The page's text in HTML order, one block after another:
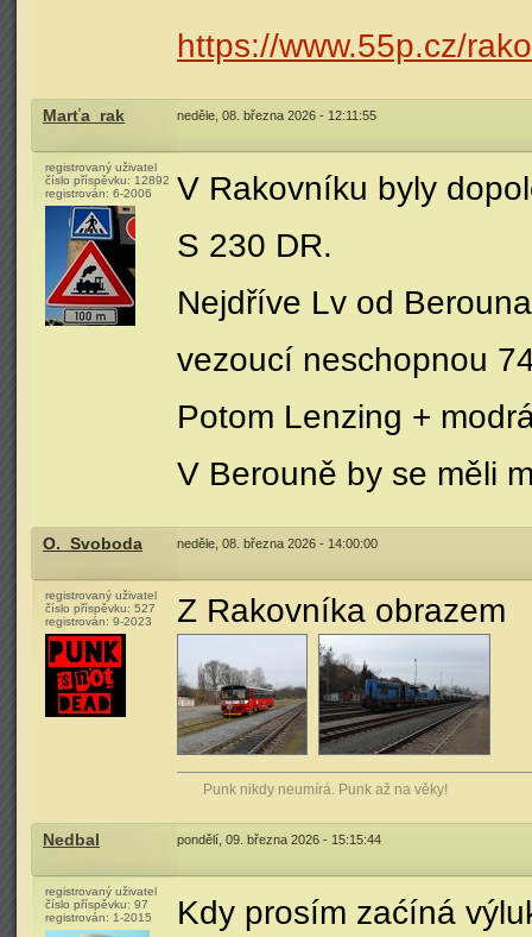
https://www.55p.cz/
Marťa_rak neděle, 08. března 2026 - 12:11:55
registrovaný uživatel
číslo příspěvku: 12892
registrován: 6-2006
V Rakovníku byly
S 230 DR.
Nejdříve Lv od
vezoucí neschopnou
Potom Lenzing +
V Berouně by se měli
O._Svoboda neděle, 08. března 2026 - 14:00:00
registrovaný uživatel
číslo příspěvku: 527
registrován: 9-2023 Z Rakovníka obrazem
Punk nikdy neumírá. Punk až na věky!
Nedbal pondělí, 09. března 2026 - 15:15:44
registrovaný uživatel
číslo příspěvku: 97
registrován: 1-2015 Kdy prosím zaćíná